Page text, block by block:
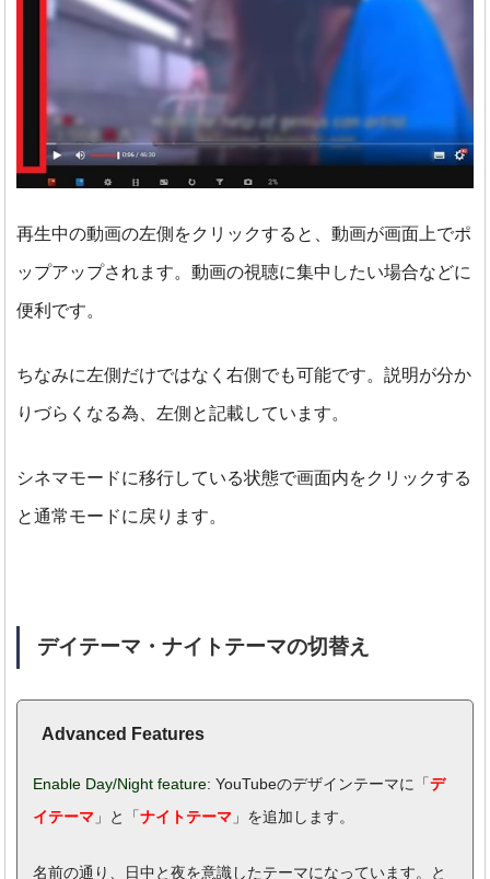
再生中の動画の左側をクリックすると、動画が画面上でポ
ップアップされます。動画の視聴に集中したい場合などに
便利です。
ちなみに左側だけではなく右側でも可能です。説明が分か
りづらくなる為、左側と記載しています。
シネマモードに移行している状態で画面内をクリックする
と通常モードに戻ります。
デイテーマ・ナイトテーマの切替え
Advanced Features
Enable Day/Night feature: YouTubeのデザインテーマに「デ
イテーマ 」と「ナイトテーマ 」を追加します。
名前の通り、日中と夜を意識したテーマになっています。 と